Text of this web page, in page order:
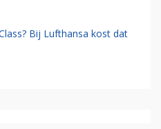
Bij Lufthansa kost dat